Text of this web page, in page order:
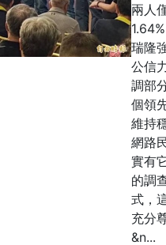
兩人
瑞隆
公信
調部
個領
維持
網路
實有
的調
式，
充分
&n...